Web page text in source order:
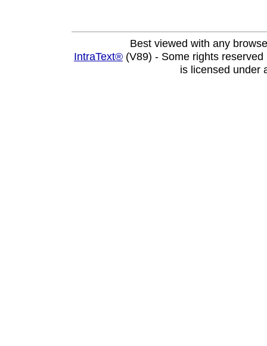
Best viewed with any
IntraText® (V89) - Some rights
is licensed under